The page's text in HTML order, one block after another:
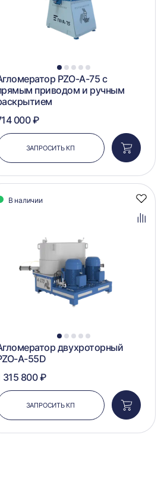
1 2 3 4 5
PZO-А-75 с
приводом и ручным
000 ₽
ЗАПРОСИТЬ КП
Добавить
в
корзину
В наличии
1 2 3 4 5
двухроторный
A-55D
315 800 ₽
ЗАПРОСИТЬ КП
Добавить
в
корзину